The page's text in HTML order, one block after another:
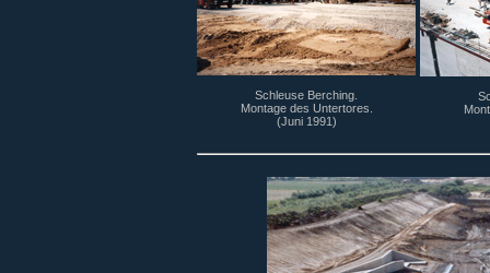
Schleuse Berching.
Montage des Untertores.
(Juni 1991)